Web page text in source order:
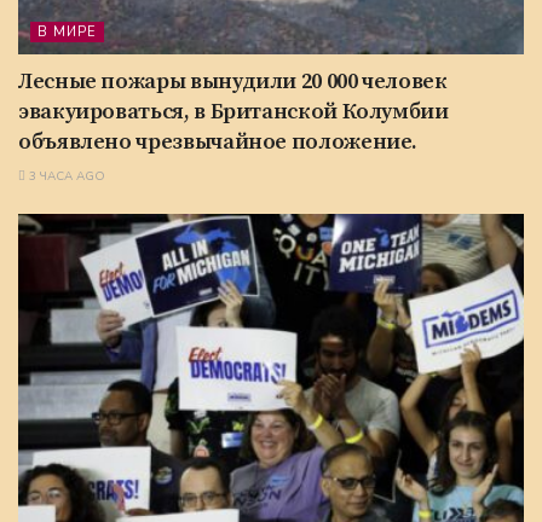
В МИРЕ
Лесные пожары вынудили 20 000 человек
эвакуироваться, в Британской Колумбии
объявлено чрезвычайное положение.
3 ЧАСА AGO